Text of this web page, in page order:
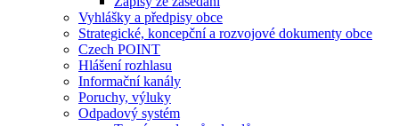
Vyhlášky a předpisy obce
Strategické, koncepční a rozvojové dokumenty obce
Czech POINT
Hlášení rozhlasu
Informační kanály
Poruchy, výluky
Odpadový systém